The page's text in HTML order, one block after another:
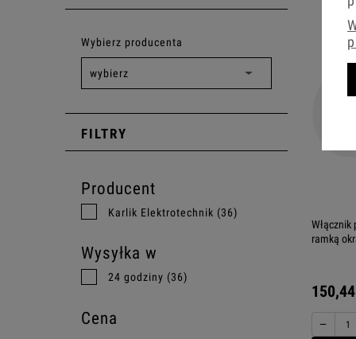
Wybierz producenta
FILTRY
Producent
Karlik Elektrotechnik (36)
Wysyłka w
24 godziny (36)
Cena
ramką
−